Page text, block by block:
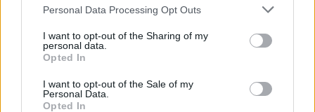
Please note that this website/app uses one or more Google
not limited to your visit or usage behaviour. You may click to
grant or deny consent to Google and its third-party tags to
use your data for below specified purposes in below Google
consent section.
Personal Data Processing Opt Outs
I want to opt-out of the Sharing of my
personal data.
Opted In
I want to opt-out of the Sale of my
Personal Data.
Opted In